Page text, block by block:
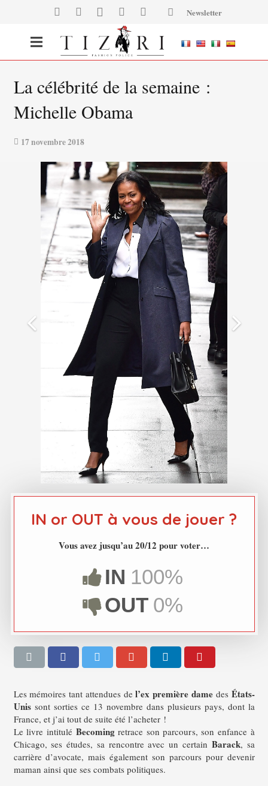
Newsletter
La célébrité de la semaine :
Michelle Obama
17 novembre 2018
IN or OUT à vous de jouer ?
Vous avez jusqu’au 20/12 pour voter…
IN 100%
OUT 0%
Les mémoires tant attendues del’ex première damedes États-
Unissont sorties ce 13 novembre dans plusieurs pays, dont la
France, et j’ai tout de suite été l’acheter !
Le livre intitulé Becomingretrace son parcours, son enfance à
Chicago, ses études, sa rencontre avec un certain Barack, sa
carrière d’avocate, mais également son parcours pour devenir
maman ainsi que ses combats politiques.